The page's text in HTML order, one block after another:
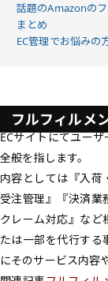
話題のAmazonの
まとめ
EC管理でお悩みの
フルフィルメ
ECサイトにてユー
全般を指します。
内容としては『入荷
受注管理』『決済業
クレーム対応』など
たは一部を代行する
にそのサービス内容